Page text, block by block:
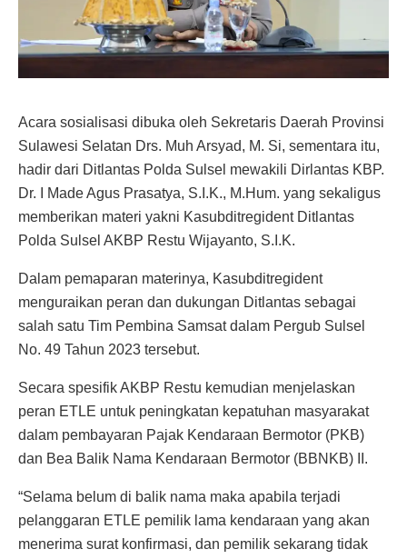
Acara sosialisasi dibuka oleh Sekretaris Daerah Provinsi
Sulawesi Selatan Drs. Muh Arsyad, M. Si, sementara itu,
hadir dari Ditlantas Polda Sulsel mewakili Dirlantas KBP.
Dr. I Made Agus Prasatya, S.I.K., M.Hum. yang sekaligus
memberikan materi yakni Kasubditregident Ditlantas
Polda Sulsel AKBP Restu Wijayanto, S.I.K.
Dalam pemaparan materinya, Kasubditregident
menguraikan peran dan dukungan Ditlantas sebagai
salah satu Tim Pembina Samsat dalam Pergub Sulsel
No. 49 Tahun 2023 tersebut.
Secara spesifik AKBP Restu kemudian menjelaskan
peran ETLE untuk peningkatan kepatuhan masyarakat
dalam pembayaran Pajak Kendaraan Bermotor (PKB)
dan Bea Balik Nama Kendaraan Bermotor (BBNKB) II.
“Selama belum di balik nama maka apabila terjadi
pelanggaran ETLE pemilik lama kendaraan yang akan
menerima surat konfirmasi, dan pemilik sekarang tidak